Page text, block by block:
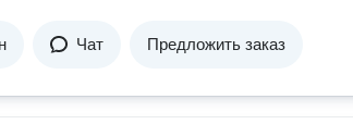
Чат Предложить заказ